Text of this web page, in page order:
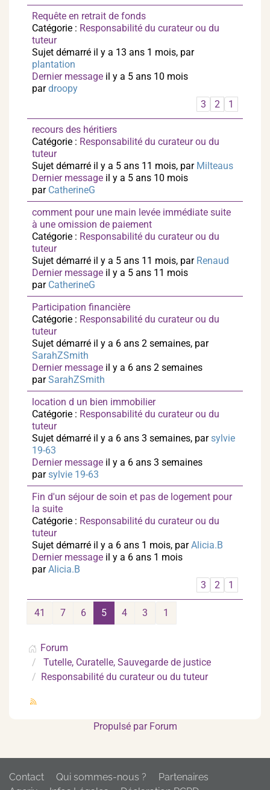
Requête en retrait de fonds
Catégorie : Responsabilité du curateur ou du
tuteur
Sujet démarré il y a 13 ans 1 mois, par
plantation
Dernier message il y a 5 ans 10 mois
pardroopy
1
2
3
recours des héritiers
Catégorie : Responsabilité du curateur ou du
tuteur
Sujet démarré il y a 5 ans 11 mois, par Milteaus
Dernier message il y a 5 ans 10 mois
par CatherineG
comment pour une main levée immédiate suite
à une omission de paiement
Catégorie : Responsabilité du curateur ou du
tuteur
Sujet démarré il y a 5 ans 11 mois, par Renaud
Dernier message il y a 5 ans 11 mois
par CatherineG
Participation financière
Catégorie : Responsabilité du curateur ou du
tuteur
Sujet démarré il y a 6 ans 2 semaines, par
SarahZSmith
Dernier message il y a 6 ans 2 semaines
parSarahZSmith
location d un bien immobilier
Catégorie : Responsabilité du curateur ou du
tuteur
Sujet démarré il y a 6 ans 3 semaines, parsylvie
19-63
Dernier message il y a 6 ans 3 semaines
parsylvie 19-63
Fin d'un séjour de soin et pas de logement pour
la suite
Catégorie : Responsabilité du curateur ou du
tuteur
Sujet démarré il y a 6 ans 1 mois, parAlicia.B
Dernier message il y a 6 ans 1 mois
parAlicia.B
1
2
3
1
3
4
5
6
7
41
Forum
Tutelle, Curatelle, Sauvegarde de justice
Responsabilité du curateur ou du tuteur
Propulsé par Forum
Contact Qui sommes-nous ?
Partenaires